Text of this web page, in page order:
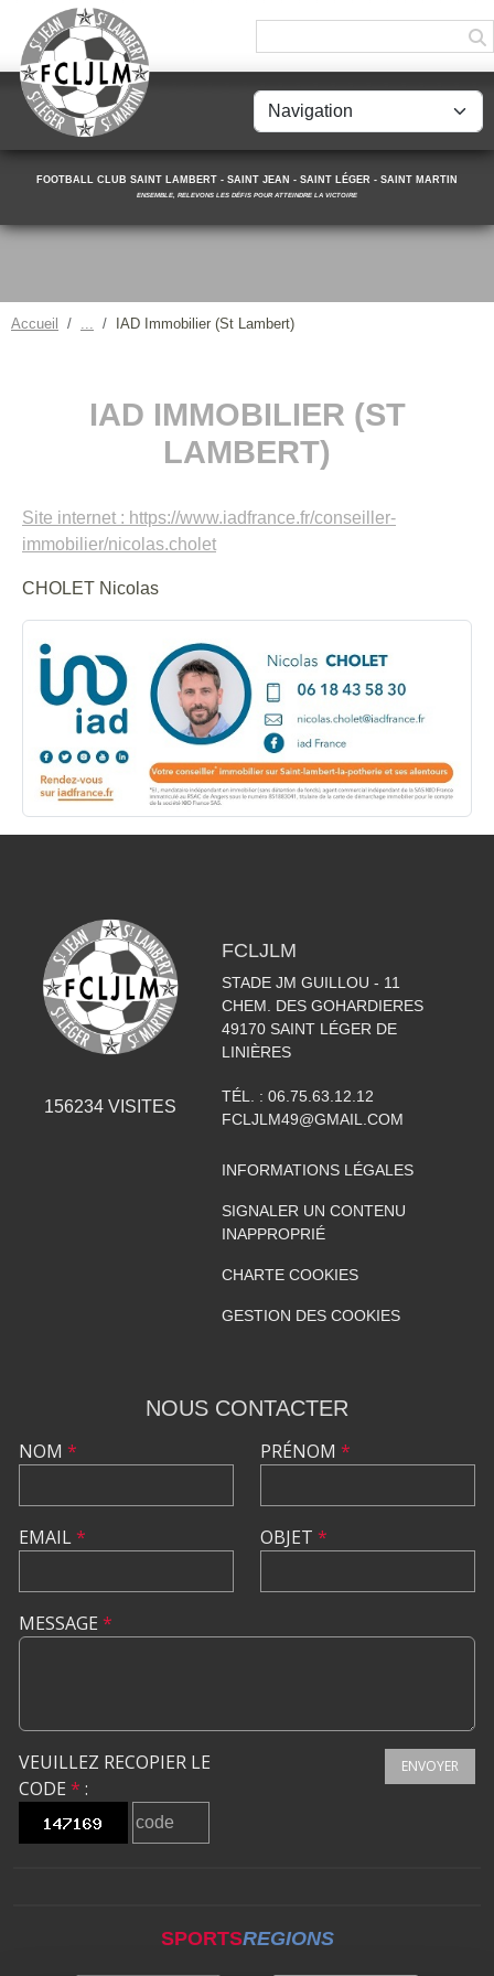
FOOTBALL CLUB SAINT LAMBERT - SAINT JEAN - SAINT LÉGER - SAINT MARTIN
ENSEMBLE, RELEVONS LES DÉFIS POUR ATTEINDRE LA VICTOIRE
Accueil IAD Immobilier (St Lambert)
IAD IMMOBILIER (ST
LAMBERT)
Site internet : https://www.iadfrance.fr/conseiller-
immobilier/nicolas.cholet
CHOLET Nicolas
156234 VISITES
FCLJLM
STADE JM GUILLOU - 11
CHEM. DES GOHARDIERES
49170 SAINT LÉGER DE
LINIÈRES
TÉL. : 06.75.63.12.12
FCLJLM49@GMAIL.COM
INFORMATIONS LÉGALES
SIGNALER UN CONTENU
INAPPROPRIÉ
CHARTE COOKIES
GESTION DES COOKIES
NOUS CONTACTER
NOM *
EMAIL*
PRÉNOM *
OBJET *
MESSAGE *
VEUILLEZ RECOPIER LE
CODE * :
ENVOYER
SPORTSREGIONS
Panneau de gestion des cookies